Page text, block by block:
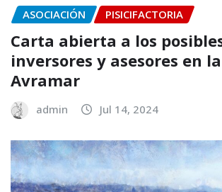
ASOCIACIÓN PISICIFACTORIA
Carta abierta a los
inversores y asesores en
Avramar
admin Jul 14, 2024